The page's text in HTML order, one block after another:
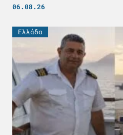
06.08.26
Ελλάδα